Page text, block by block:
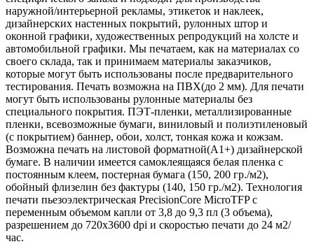
наружной/интерьерной рекламы, этикеток и наклеек,
дизайнерских настенных покрытий, рулонных штор и
оконной графики, художественных репродукций на холсте и
автомобильной графики. Мы печатаем, как на материалах со
своего склада, так и принимаем материалы заказчиков,
которые могут быть использованы после предварительного
тестирования. Печать возможна на ПВХ(до 2 мм). Для печати
могут быть использованы рулонные материалы без
специального покрытия. ПЭТ-пленки, металлизированные
пленки, всевозможные бумаги, виниловый и полиэтиленовый
(с покрытием) баннер, обои, холст, тонкая кожа и кожзам.
Возможна печать на листовой форматной(А1+) дизайнерской
бумаге. В наличии имеется самоклеящаяся белая пленка с
постоянным клеем, постерная бумага (150, 200 гр./м2),
обойный флизелин без фактуры (140, 150 гр./м2). Технология
печати пьезоэлектрическая PrecisionCore MicroTFP с
переменным объемом капли от 3,8 до 9,3 пл (3 объема),
разрешением до 720х3600 dpi и скоростью печати до 24 м2/
час.